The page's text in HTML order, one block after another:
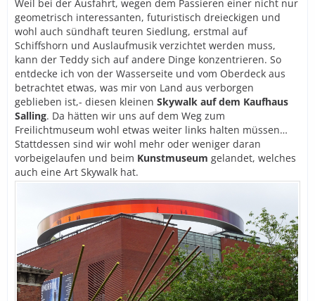
Weil bei der Ausfahrt, wegen dem Passieren einer nicht nur
geometrisch interessanten, futuristisch dreieckigen und
wohl auch sündhaft teuren Siedlung, erstmal auf
Schiffshorn und Auslaufmusik verzichtet werden muss,
kann der Teddy sich auf andere Dinge konzentrieren. So
entdecke ich von der Wasserseite und vom Oberdeck aus
betrachtet etwas, was mir von Land aus verborgen
geblieben ist,- diesen kleinen Skywalk auf dem Kaufhaus
Salling. Da hätten wir uns auf dem Weg zum
Freilichtmuseum wohl etwas weiter links halten müssen…
Stattdessen sind wir wohl mehr oder weniger daran
vorbeigelaufen und beim Kunstmuseum gelandet, welches
auch eine Art Skywalk hat.